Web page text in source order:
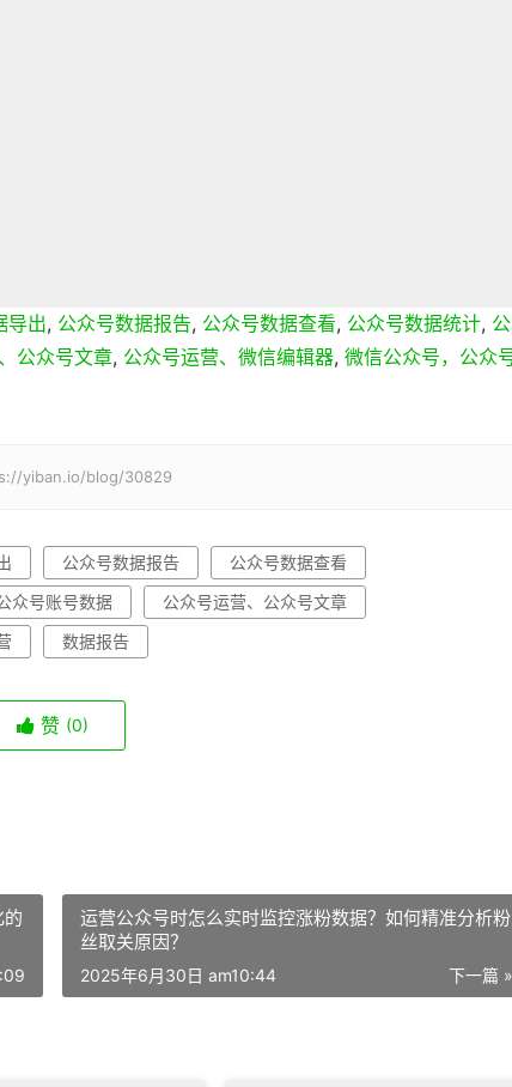
导出, 公众号数据报告, 公众号数据查看, 公众号数据统计,
公众号文章, 公众号运营、微信编辑器, 微信公众号，公众
yiban.io/blog/30829
公众号数据报告
公众号数据查看
众号账号数据
公众号运营、公众号文章
数据报告
赞 (0)
运营公众号时怎么实时监控涨粉数据？如何精准分析粉
丝取关原因？
下一篇 »
2025年6月30日 am10:44